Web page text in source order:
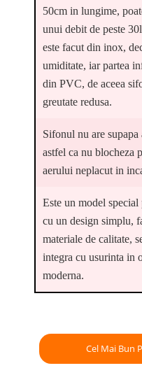
50cm in lungime,
unui debit de peste
este facut din inox,
umiditate, iar partea
din PVC, de aceea
greutate redusa.
Sifonul nu are supapa
astfel ca nu blocheza
aerului neplacut in
Este un model special
cu un design simplu,
materiale de calitate,
integra cu usurinta in
moderna.
Cel Mai Bun